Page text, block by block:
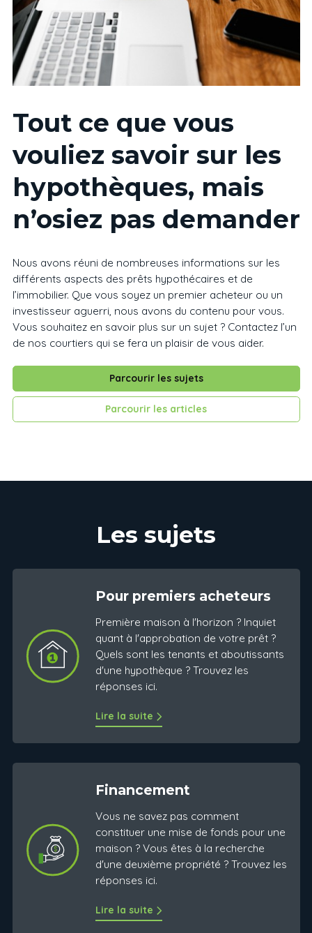
Tout ce que vous
vouliez savoir sur les
hypothèques, mais
n’osiez pas demander
Nous avons réuni de nombreuses informations sur les
différents aspects des prêts hypothécaires et de
l’immobilier. Que vous soyez un premier acheteur ou un
investisseur aguerri, nous avons du contenu pour vous.
Vous souhaitez en savoir plus sur un sujet ? Contactez l’un
de nos courtiers qui se fera un plaisir de vous aider.
Parcourir les sujets
Parcourir les articles
Les sujets
Pour premiers acheteurs
Première maison à l'horizon ? Inquiet
quant à l'approbation de votre prêt ?
Quels sont les tenants et aboutissants
d'une hypothèque ? Trouvez les
réponses ici.
Lire la suite
Financement
Vous ne savez pas comment
constituer une mise de fonds pour une
maison ? Vous êtes à la recherche
d'une deuxième propriété ? Trouvez les
réponses ici.
Lire la suite